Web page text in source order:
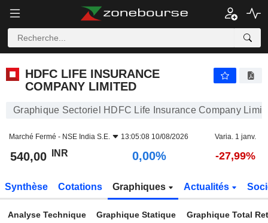
HDFC LIFE INSURANCE
COMPANY LIMITED
Graphique Sectoriel HDFC Life Insurance Company
Marché Fermé - NSE India S.E. 13:05:08 10/08/2026 Varia. 1 janv.
540,00 INR 0,00% -27,99%
Synthèse Cotations Graphiques Actualités
Analyse Technique Graphique Statique Graphique Total